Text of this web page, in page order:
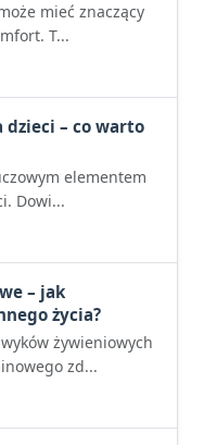
mieć znaczący
T...
dzieci – co warto
elementem
Dowi...
– jak
życia?
żywieniowych
zd...